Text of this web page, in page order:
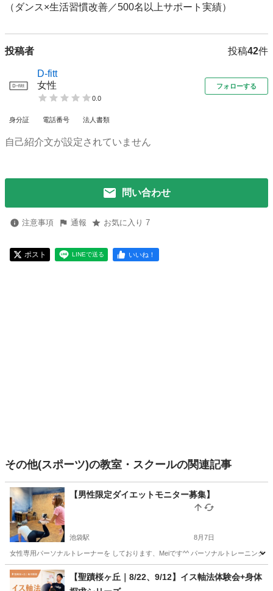
（ダンス×生活習慣改善／500名以上サポート実績）
投稿者 投稿42件
D-fitt
女性
0.0
フォローする
身分証 電話番号 法人書類
自己紹介文が設定されていません
問い合わせ
注意事項 通報 お気に入り 7
ポスト LINEで送る いいね！
その他(スポーツ)の教室・スクールの関連記事
【男性限定ダイエットモニター募集】
池袋駅 8月7日
女性専用パーソナルトレーナーを しております、Meiです^^ パーソナルトレーニング
東京 豊島区 池袋駅 スポーツ 男性向け
【聖蹟桜ヶ丘｜8/22、9/12】イス軸法体験会+身体